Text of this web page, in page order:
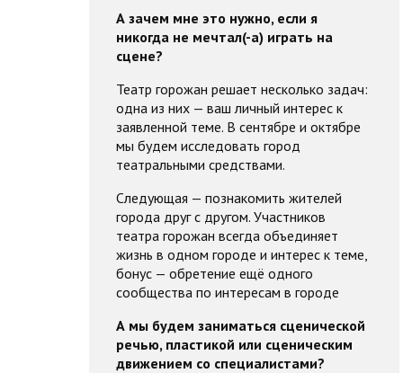
А зачем мне это нужно, если я
никогда не мечтал(-а) играть на
сцене?
Театр горожан решает несколько задач:
одна из них — ваш личный интерес к
заявленной теме. В сентябре и октябре
мы будем исследовать город
театральными средствами.
Следующая — познакомить жителей
города друг с другом. Участников
театра горожан всегда объединяет
жизнь в одном городе и интерес к теме,
бонус — обретение ещё одного
сообщества по интересам в городе
А мы будем заниматься сценической
речью, пластикой или сценическим
движением со специалистами?